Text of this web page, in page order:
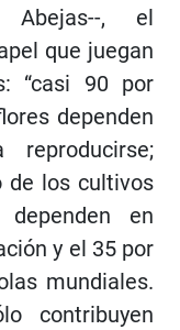
, el
que juegan
“casi 90 por
dependen
de los cultivos
en
y el 35 por
mundiales.
contribuyen